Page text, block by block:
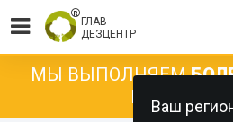
ГЛАВ
ДЕЗЦЕНТР
Ваш
МЫ ВЫПОЛНЯЕМ
КАЖДЫЙ